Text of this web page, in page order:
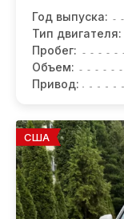
Год выпуска:
Тип двигателя:
Пробег:
Объем:
Привод:
США